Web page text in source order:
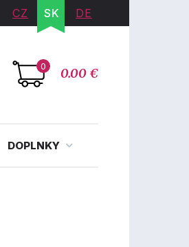
CZ SK DE
0 0.00 €
DOPLNKY